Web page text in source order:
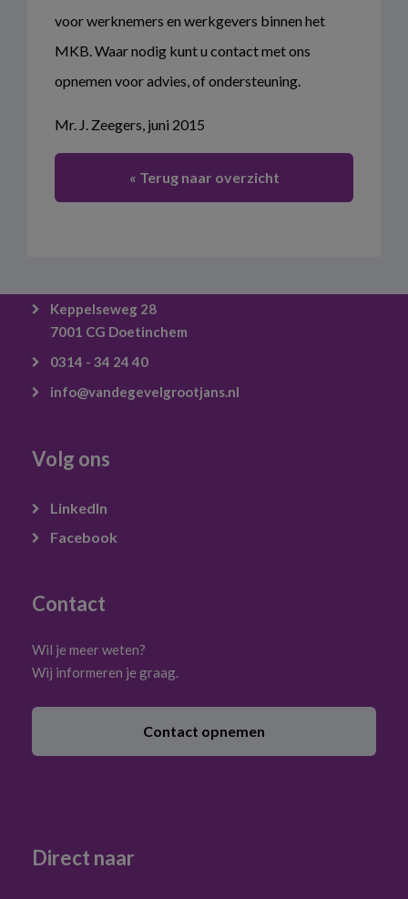
voor werknemers en werkgevers binnen het
MKB. Waar nodig kunt u contact met ons
opnemen voor advies, of ondersteuning.
Mr. J. Zeegers, juni 2015
« Terug naar overzicht
Keppelseweg 28
7001 CG Doetinchem
0314 - 34 24 40
info@vandegevelgrootjans.nl
Volg ons
LinkedIn
Facebook
Contact
Wil je meer weten?
Wij informeren je graag.
Contact opnemen
Direct naar